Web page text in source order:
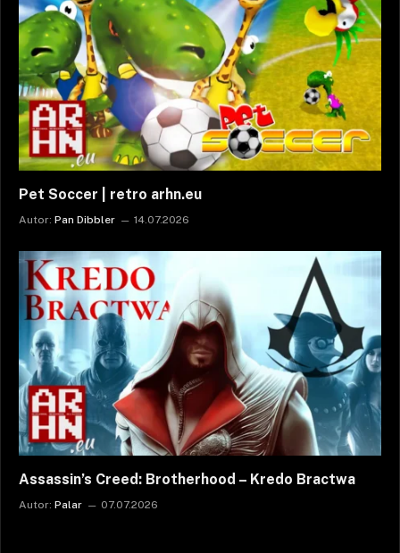
Pet Soccer | retro arhn.eu
Autor: Pan Dibbler 14.07.2026
Assassin’s Creed: Brotherhood – Kredo Bractwa
Autor: Palar 07.07.2026